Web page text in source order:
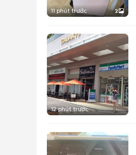
11 phút trước 2
12 phút trước